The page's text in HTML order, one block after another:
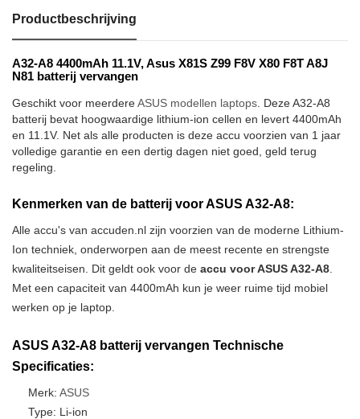
Productbeschrijving
A32-A8 4400mAh 11.1V, Asus X81S Z99 F8V X80 F8T A8J
N81 batterij vervangen
Geschikt voor meerdereASUS modellen laptops . Deze A32-A8
batterij bevat hoogwaardige lithium-ion cellen en levert 4400mAh
en 11.1V. Net als alle producten is deze accu voorzien van 1 jaar
volledige garantie en een dertig dagen niet goed, geld terug
regeling.
Kenmerken van de batterij voor ASUS A32-A8:
Alle accu's van accuden.nl zijn voorzien van de moderne Lithium-
Ion techniek, onderworpen aan de meest recente en strengste
kwaliteitseisen. Dit geldt ook voor de accu voor ASUS A32-A8
Met een capaciteit van 4400mAh kun je weer ruime tijd mobiel
werken op je laptop.
ASUS A32-A8 batterij vervangen Technische
Specificaties:
Merk: ASUS
Type: Li-ion